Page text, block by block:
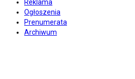
Reklama
Ogłoszenia
Prenumerata
Archiwum